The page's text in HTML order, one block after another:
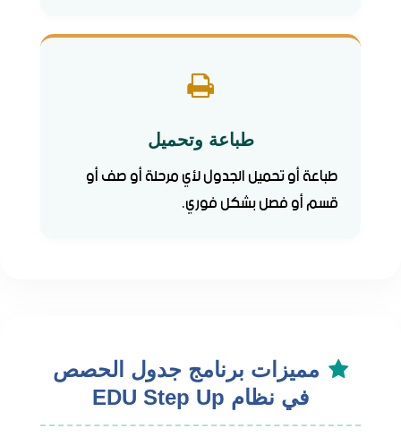
طباعة وتحميل
طباعة أو تحميل الجدول لأي مرحلة أو صف أو
قسم أو فصل بشكل فوري.
مميزات برنامج جدول الحصص
في نظام EDU Step Up